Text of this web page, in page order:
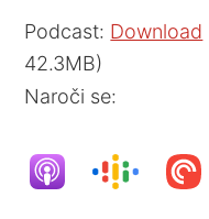
Podcast: Download
42.3MB)
Naroči se: